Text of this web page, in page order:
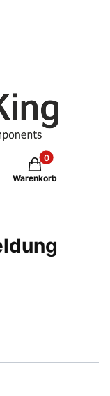
Produkte im
Warenkorb